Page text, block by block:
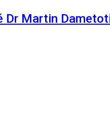
Dr Martin